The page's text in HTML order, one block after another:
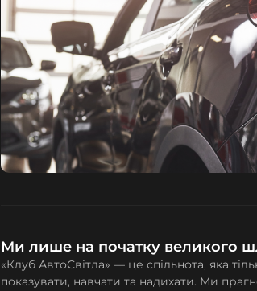
Ми лише на початку великого
«Клуб АвтоСвітла» — це спільнота, яка
показувати, навчати та надихати. Ми